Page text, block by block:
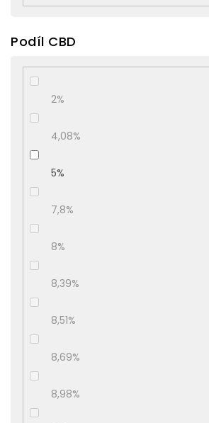
Podíl CBD
2%
4,08%
5%
7,8%
8%
8,39%
8,51%
8,69%
8,98%